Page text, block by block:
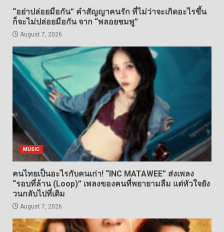
“อย่าปล่อยมือกัน” คำสัญญาคนรัก ที่ไม่ว่าจะเกิดอะไรขึ้น
ก็จะไม่ปล่อยมือกัน จาก “พลอยชมพู”
August 7, 2026
MUSIC
คนไทยเป็นอะไรกับคนเก่า! “INC MATAWEE” ส่งเพลง
“รอบที่ล้าน (Loop)” เพลงของคนที่พยายามลืม แต่หัวใจยัง
วนกลับไปที่เดิม
August 7, 2026